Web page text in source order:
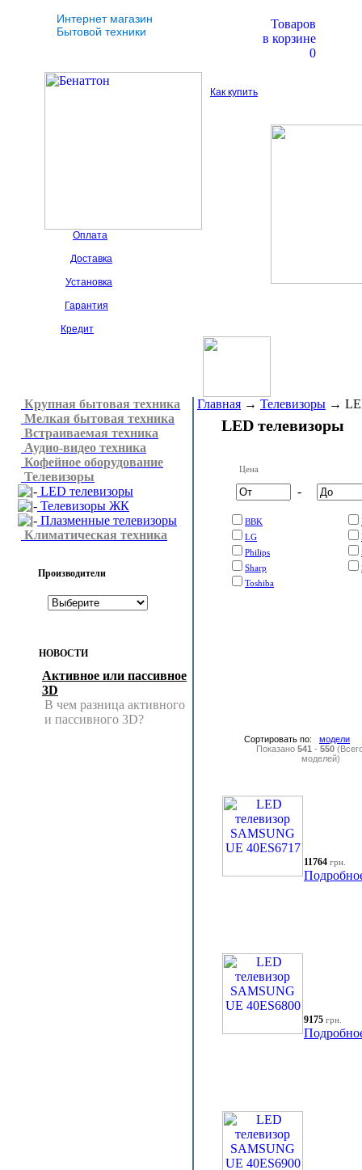
Интернет магазин
Бытовой техники
Товаров
в корзине
0
Как купить
Оплата
Доставка
Установка
Гарантия
Кредит
Крупная бытовая техника
Мелкая бытовая техника
Встраиваемая техника
Аудио-видео техника
Кофейное оборудование
Телевизоры
LED телевизоры
Телевизоры ЖК
Плазменные телевизоры
Климатическая техника
Производители
НОВОСТИ
Активное или пассивное
3D
В чем разница активного
и пассивного 3D?
Главная → Телевизоры →
LED телевизоры
Цена
-
BBK
LG
Philips
Sharp
Toshiba
Сортировать по: модели
Показано 541 - 550
моделей)
11764 грн.
9175 грн.